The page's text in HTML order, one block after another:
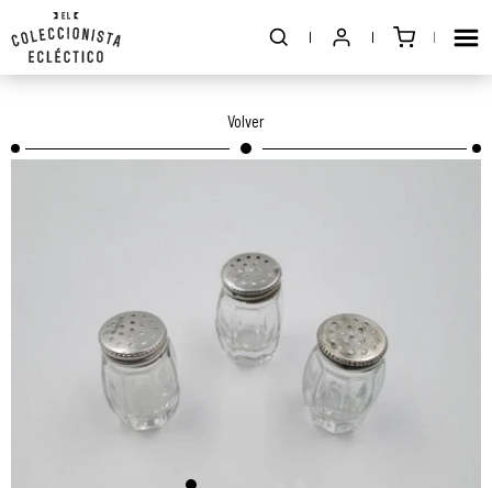
Volver